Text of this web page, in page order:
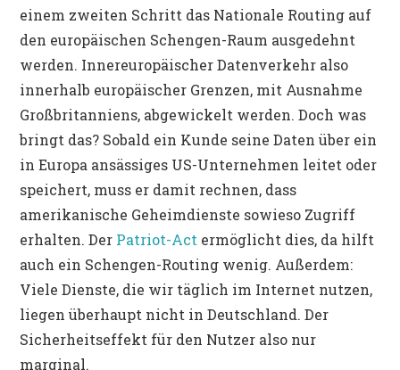
einem zweiten Schritt das Nationale Routing auf
den europäischen Schengen-Raum ausgedehnt
werden. Innereuropäischer Datenverkehr also
innerhalb europäischer Grenzen, mit Ausnahme
Großbritanniens, abgewickelt werden. Doch was
bringt das? Sobald ein Kunde seine Daten über ein
in Europa ansässiges US-Unternehmen leitet oder
speichert, muss er damit rechnen, dass
amerikanische Geheimdienste sowieso Zugriff
erhalten. Der Patriot-Act ermöglicht dies, da hilft
auch ein Schengen-Routing wenig. Außerdem:
Viele Dienste, die wir täglich im Internet nutzen,
liegen überhaupt nicht in Deutschland. Der
Sicherheitseffekt für den Nutzer also nur
marginal.